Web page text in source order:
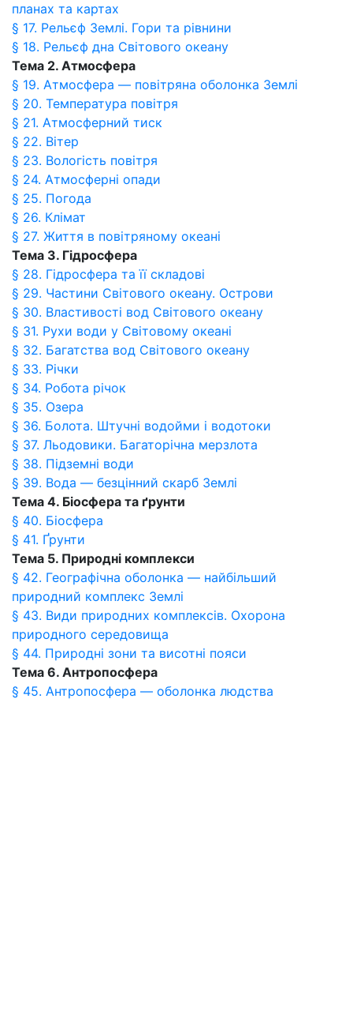
планах та картах
§ 17. Рельєф Землі. Гори та рівнини
§ 18. Рельєф дна Світового океану
Тема 2. Атмосфера
§ 19. Атмосфера — повітряна оболонка Землі
§ 20. Температура повітря
§ 21. Атмосферний тиск
§ 22. Вітер
§ 23. Вологість повітря
§ 24. Атмосферні опади
§ 25. Погода
§ 26. Клімат
§ 27. Життя в повітряному океані
Тема 3. Гідросфера
§ 28. Гідросфера та її складові
§ 29. Частини Світового океану. Острови
§ 30. Властивості вод Світового океану
§ 31. Рухи води у Світовому океані
§ 32. Багатства вод Світового океану
§ 33. Річки
§ 34. Робота річок
§ 35. Озера
§ 36. Болота. Штучні водойми і водотоки
§ 37. Льодовики. Багаторічна мерзлота
§ 38. Підземні води
§ 39. Вода — безцінний скарб Землі
Тема 4. Біосфера та ґрунти
§ 40. Біосфера
§ 41. Ґрунти
Тема 5. Природні комплекси
§ 42. Географічна оболонка — найбільший
природний комплекс Землі
§ 43. Види природних комплексів. Охорона
природного середовища
§ 44. Природні зони та висотні пояси
Тема 6. Антропосфера
§ 45. Антропосфера — оболонка людства